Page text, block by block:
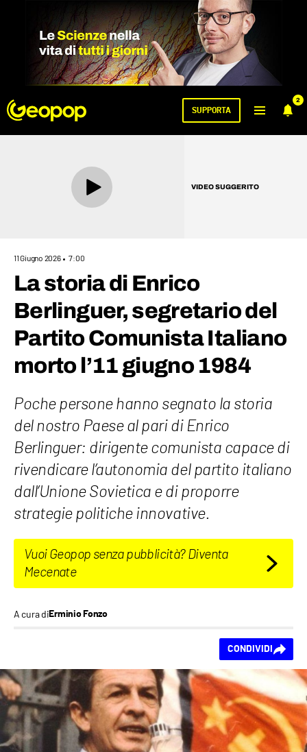
2
SUPPORTA
VIDEO SUGGERITO
11 Giugno 2026 7:00
La storia di Enrico
Berlinguer, segretario del
Partito Comunista Italiano
morto l’11 giugno 1984
Poche persone hanno segnato la storia
del nostro Paese al pari di Enrico
Berlinguer: dirigente comunista capace di
rivendicare l’autonomia del partito italiano
dall’Unione Sovietica e di proporre
strategie politiche innovative.
Vuoi Geopop senza pubblicità? Diventa
Mecenate
A cura diErminio Fonzo
CONDIVIDI